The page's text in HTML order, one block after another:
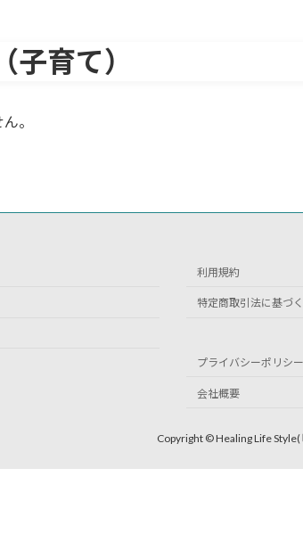
子育て）
。
利用規約
特定商取引法に基づ
プライバシーポリシー
会社概要
Copyright © Healing Life